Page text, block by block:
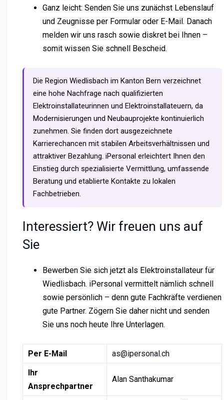
Ganz leicht: Senden Sie uns zunächst Lebenslauf
und Zeugnisse per Formular oder E-Mail. Danach
melden wir uns rasch sowie diskret bei Ihnen –
somit wissen Sie schnell Bescheid.
Die Region Wiedlisbach im Kanton Bern verzeichnet
eine hohe Nachfrage nach qualifizierten
Elektroinstallateurinnen und Elektroinstallateuern, da
Modernisierungen und Neubauprojekte kontinuierlich
zunehmen. Sie finden dort ausgezeichnete
Karrierechancen mit stabilen Arbeitsverhältnissen und
attraktiver Bezahlung. iPersonal erleichtert Ihnen den
Einstieg durch spezialisierte Vermittlung, umfassende
Beratung und etablierte Kontakte zu lokalen
Fachbetrieben.
Interessiert? Wir freuen uns auf
Sie
Bewerben Sie sich jetzt als Elektroinstallateur für
Wiedlisbach. iPersonal vermittelt nämlich schnell
sowie persönlich – denn gute Fachkräfte verdienen
gute Partner. Zögern Sie daher nicht und senden
Sie uns noch heute Ihre Unterlagen.
Per E-Mail
as@ipersonal.ch
Ihr
Ansprechpartner
Alan Santhakumar